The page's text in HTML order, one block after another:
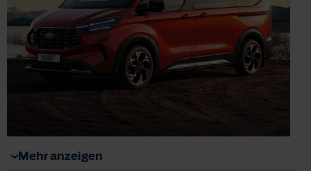
Mehr anzeigen